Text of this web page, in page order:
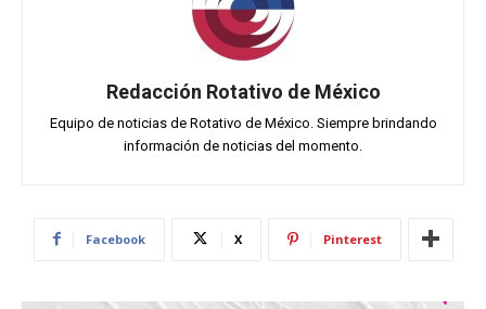
Redacción Rotativo de México
Equipo de noticias de Rotativo de México. Siempre brindando
información de noticias del momento.
Facebook X Pinterest